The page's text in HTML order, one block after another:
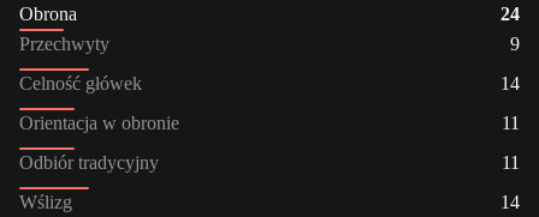
Obrona
24
Przechwyty
9
Celność główek
14
Orientacja w obronie
11
Odbiór tradycyjny
11
Wślizg
14